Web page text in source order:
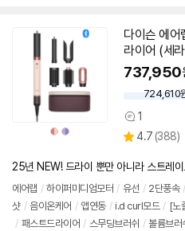
상
품
상
품
상
품
상
품
다이슨 에어
라이어 (세
737,950
724,610
상
품
견
1
별
점
4.7 (상
리
뷰
388)
25년 NEW! 드라이 뿐만 아니라 스트레
에어랩 / 하이퍼미디엄모터 / 유선 / 2단풍속 /
샷 / 음이온케어 / 앱연동 / i.d curl모드 / [노
/ 패스트드라이어 / 스무딩브러쉬 / 볼륨브러